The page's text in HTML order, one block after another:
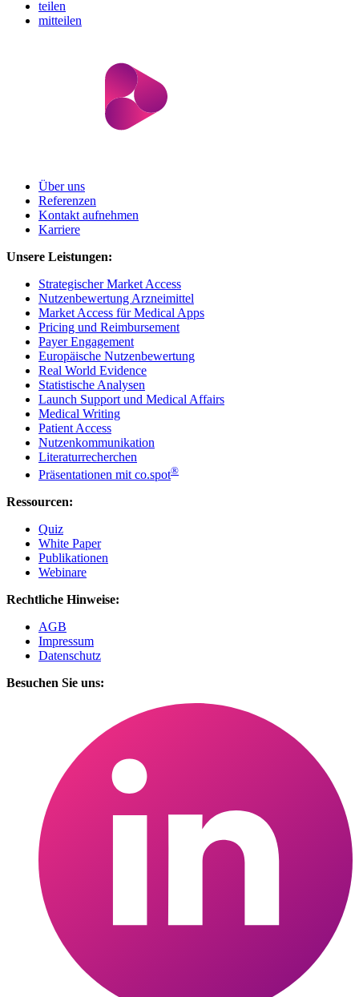
teilen
mitteilen
Über uns
Referenzen
Kontakt aufnehmen
Karriere
Unsere Leistungen:
Strategischer Market Access
Nutzenbewertung Arzneimittel
Market Access für Medical Apps
Pricing und Reimbursement
Payer Engagement
Europäische Nutzenbewertung
Real World Evidence
Statistische Analysen
Launch Support und Medical Affairs
Medical Writing
Patient Access
Nutzenkommunikation
Literaturrecherchen
Präsentationen mit co.spot®
Ressourcen:
Quiz
White Paper
Publikationen
Webinare
Rechtliche Hinweise:
AGB
Impressum
Datenschutz
Besuchen Sie uns: